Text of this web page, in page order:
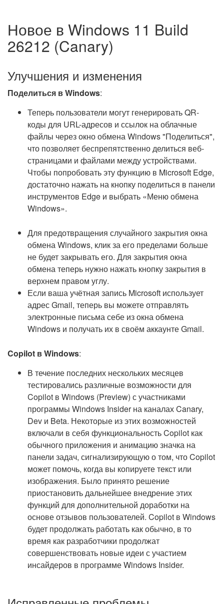
Новое в Windows 11 Build
26212 (Canary)
Улучшения и изменения
Поделиться в Windows:
Теперь пользователи могут генерировать QR-
коды для URL-адресов и ссылок на облачные
файлы через окно обмена Windows "Поделиться",
что позволяет беспрепятственно делиться веб-
страницами и файлами между устройствами.
Чтобы попробовать эту функцию в Microsoft Edge,
достаточно нажать на кнопку поделиться в панели
инструментов Edge и выбрать «Меню обмена
Windows».
Для предотвращения случайного закрытия окна
обмена Windows, клик за его пределами больше
не будет закрывать его. Для закрытия окна
обмена теперь нужно нажать кнопку закрытия в
верхнем правом углу.
Если ваша учётная запись Microsoft использует
адрес Gmail, теперь вы можете отправлять
электронные письма себе из окна обмена
Windows и получать их в своём аккаунте Gmail.
Copilot в Windows:
В течение последних нескольких месяцев
тестировались различные возможности для
Copilot в Windows (Preview) с участниками
программы Windows Insider на каналах Canary,
Dev и Beta. Некоторые из этих возможностей
включали в себя функциональность Copilot как
обычного приложения и анимацию значка на
панели задач, сигнализирующую о том, что Copilot
может помочь, когда вы копируете текст или
изображения. Было принято решение
приостановить дальнейшее внедрение этих
функций для дополнительной доработки на
основе отзывов пользователей. Copilot в Windows
будет продолжать работать как обычно, в то
время как разработчики продолжат
совершенствовать новые идеи с участием
инсайдеров в программе Windows Insider.